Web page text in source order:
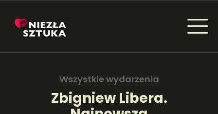
Wszystkie wydarzenia
Zbigniew Libera.
NIEZŁA SZTUKA - NEWSY